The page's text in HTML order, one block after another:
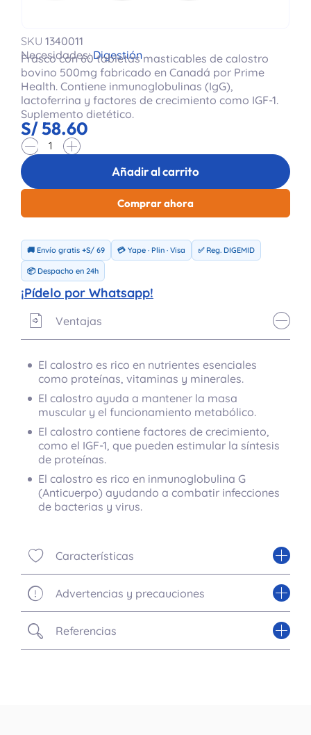
SKU 1340011
Necesidades:Digestión
Frasco con 60 tabletas masticables de calostro
bovino 500mg fabricado en Canadá por Prime
Health. Contiene inmunoglobulinas (IgG),
lactoferrina y factores de crecimiento como IGF-1.
Suplemento dietético.
S/58.60
Añadir al carrito
Comprar ahora
🚚 Envío gratis +S/ 69 💳 Yape · Plin · Visa ✅ Reg. DIGEMID
📦 Despacho en 24h
¡Pídelo por Whatsapp!
Ventajas
El calostro es rico en nutrientes esenciales
como proteínas, vitaminas y minerales.
El calostro ayuda a mantener la masa
muscular y el funcionamiento metabólico.
El calostro contiene factores de crecimiento,
como el IGF-1, que pueden estimular la síntesis
de proteínas.
El calostro es rico en inmunoglobulina G
(Anticuerpo) ayudando a combatir infecciones
de bacterias y virus.
Características
Advertencias y precauciones
Referencias